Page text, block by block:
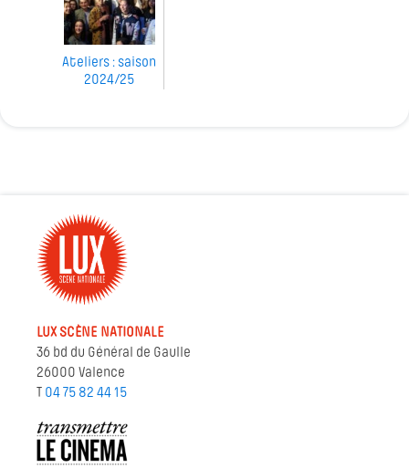
Ateliers : saison
2024/25
LUX SCÈNE NATIONALE
36 bd du Général de Gaulle
26000 Valence
T 04 75 82 44 15